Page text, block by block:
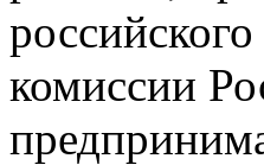
комиссии